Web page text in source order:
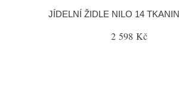
JÍDELNÍ ŽIDLE NILO 14
2 598 Kč